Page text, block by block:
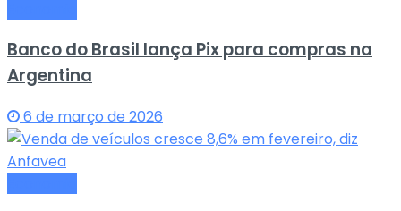
Banco do Brasil lança Pix para compras na
Argentina
6 de março de 2026